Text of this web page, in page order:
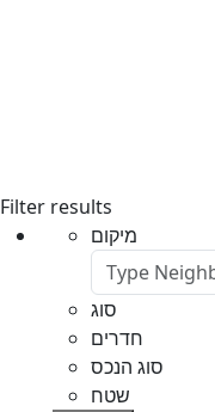
Filter results
מיקום
סוג
חדרים
סוג הנכס
שטח